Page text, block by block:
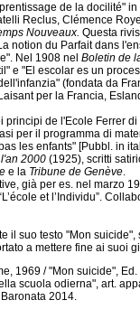
de la docilité" in
Reclus, Clémence
Nouveaux. Questa
notion du Parfait dans
Nel 1908 nel Boletin de
e "El escolar es un
(fondata da
per la Francia,
principi de l'Ecole Ferrer
per il programma di
les enfants" [Pubbl. in
2000 (1925), scritti
e la Tribune de Genève.
già per es. nel marzo
et l’Individu”.
il suo testo "Mon
a mettere fine ai suoi
1969 / "Mon suicide",
scuola odierna", art.
2014.